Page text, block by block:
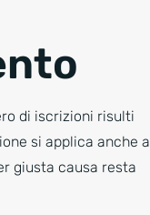
di iscrizioni risulti
si applica anche a
giusta causa resta